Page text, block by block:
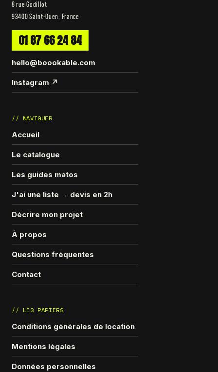
8 rue Godillot
93400 Saint-Ouen, France
01 87 66 24 84
hello@boookable.com
Instagram ↗
// NAVIGUER
Accueil
Le catalogue
Les guides matos
J'ai une liste → devis en 2h
Décrire mon projet
À propos
Questions fréquentes
Contact
// LES PAPIERS
Conditions générales de location
Mentions légales
Données personnelles